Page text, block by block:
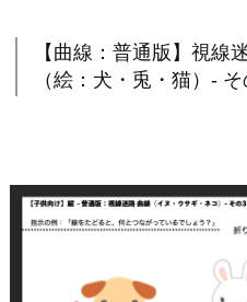
【曲線：普通版】視線
（絵：犬・兎・猫）-